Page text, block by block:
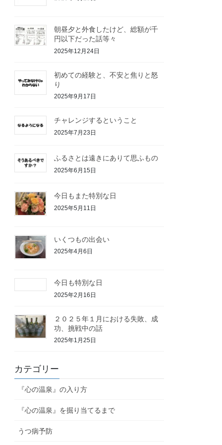
朝昼夕と外食したけど、総額が千
円以下だった話等々
2025年12月24日
初めての経験と、不安と焦りと怒
り
2025年9月17日
チャレンジするということ
2025年7月23日
ふるさとは遠きにありて思ふもの
2025年6月15日
今日もまた特別な日
2025年5月11日
いくつもの出会い
2025年4月6日
今日も特別な日
2025年2月16日
２０２５年１月における失敗、成
功、挑戦中の話
2025年1月25日
カテゴリー
『心の温泉』の入り方
『心の温泉』を掘り当てるまで
うつ病予防